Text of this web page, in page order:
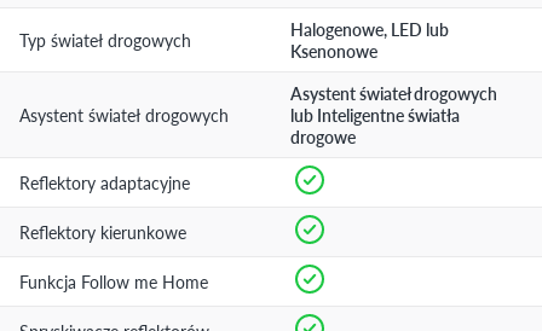
Typ świateł drogowych
Halogenowe, LED lub
Ksenonowe
Asystent świateł drogowych
Asystent świateł drogowych
lub Inteligentne światła
drogowe
Reflektory adaptacyjne
Reflektory kierunkowe
Funkcja Follow me Home